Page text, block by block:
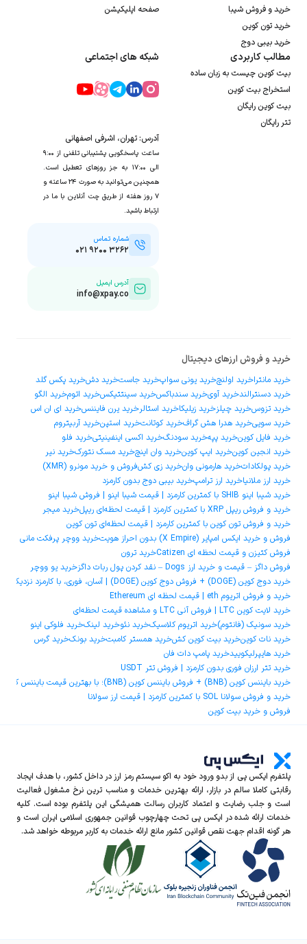
خرید و فروش شیبا
خرید تون کوین
خرید بیبی دوج
صفحه اپلیکیشن
مطالب کاربردی
بیت کوین چیست به زبان ساده
استخراج بیت کوین
بیت کوین رایگان
تتر رایگان
شبکه های اجتماعی
آدرس: تهران، اشرفی اصفهانی
ساعت پاسخگویی پشتیبانی تلفنی از ۹:۰۰
الی ۱۷:۰۰ به جز روزهای تعطیل است.
همچنین می‌توانید به صورت ۲۴ ساعته و
۷ روز هفته از طریق چت آنلاین با ما در
ارتباط باشید.
شماره تماس
۰۲۱ ۹۲۰۰ ۳۲۶۲
آدرس ایمیل
info@xpay.co
خرید و فروش ارزهای دیجیتال
خرید مانتراخرید اولنچخرید یونی سواپخرید جاستخرید دشخرید پکس گلد
خرید دسنترالندخرید آویخرید سندباکسخرید سینتتیکسخرید اتومخرید الگو
خرید تزوسخرید چیلزخرید زیلیکاخرید استالرخرید یرن فایننسخرید ای ان اس
خرید سوییخرید هدرا هش گرافخرید کوتانتخرید استپنخرید آربیتروم
خرید فایل کوینخرید پپهخرید سودنگخرید اکسی اینفینیتیخرید فلو
خرید انجین کوینخرید ایپ کوینخرید وان اینچخرید مسک نتورکخرید نیر
خرید پولکاداتخرید هارمونی وانخرید زی کشفروش و خرید مونرو (XMR)
خرید ارز ملانیاخرید ارز ترامپخرید بیبی دوج بدون کارمزد
خرید شیبا اینو SHIB با کمترین کارمزد | قیمت شیبا اینو | فروش شیبا اینو
خرید و فروش ریپل XRP با کمترین کارمزد | قیمت لحظه‌ای ریپل
خرید میجر
خرید و فروش تون کوین با کمترین کارمزد | قیمت لحظه‌ای تون کوین
فروش و خرید ایکس امپایر (X Empire) بدون احراز هویت
خرید ووچر پرفکت مانی
فروش کتیزن و قیمت لحظه ای Catizen
خرید ترون
فروش داگز – قیمت و خرید ارز Dogs – نقد کردن پول ربات داگز
خرید یو ووچر
خرید دوج ‌کوین (DOGE) + فروش دوج ‌کوین (DOGE) | آسان، فوری، با کارمزد نزدیک به صفر
خرید و فروش اتریوم eth | قیمت لحظه ای Ethereum
خرید لایت کوین LTC | فروش آنی LTC و مشاهده قیمت لحظه‌ای
خرید سونیک (فانتوم)خرید اتریوم کلاسیکخرید نئوخرید لینکخرید فلوکی اینو
خرید نات کوینخرید بیت کوین کشخرید همستر کامبتخرید بونکخرید گرس
خرید هایپرلیکوییدخرید پامپ دات فان
خرید تتر ارزان فوری بدون کارمزد | فروش تتر USDT
خرید بایننس کوین (BNB) + فروش بایننس کوین (BNB)؛ با بهترین قیمت بایننس کوین و کمترین کارمزد
خرید و فروش سولانا SOL با کمترین کارمزد | قیمت ارز سولانا
فروش و خرید بیت کوین
پلتفرم ایکس‌ پی از بدو ورود خود به اکو سیستم رمز ارز در داخل کشور، با هدف ایجاد
رقابتی کاملا سالم در بازار، ارائه بهترین خدمات و مناسب ترین نرخ مشغول فعالیت
است و جلب رضایت و اعتماد کاربران رسالت همیشگی این پلتفرم بوده است. کلیه
خدمات ارائه شده در ایکس‌ پی تحت چهارچوب قوانین جمهوری اسلامی ایران است و
هر گونه اقدام جهت نقص قوانین کشور مانع ارائه خدمات به کاربر مربوطه خواهد شد.